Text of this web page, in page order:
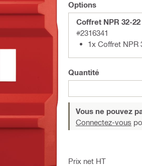
Options
Coffret NPR 32-
#2316341
1x Coffret NPR
Quantité
Vous ne pouvez
Connectez-vous
Prix net HT